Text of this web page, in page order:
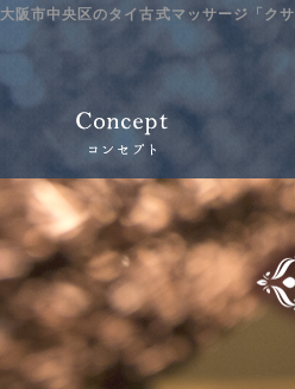
大阪市中央区のタイ古式マッサージ「クサ